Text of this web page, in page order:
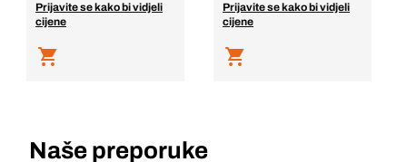
Prijavite se kako bi vidjeli
cijene
Prijavite se kako bi vidjeli
cijene
Naše preporuke